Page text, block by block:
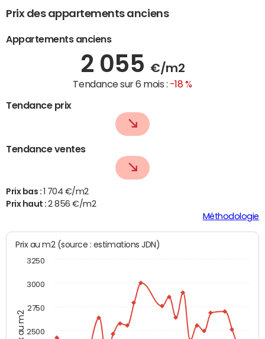
Prix des appartements anciens
Appartements anciens
2 055 €/m2
Tendance sur 6 mois : -18 %
Tendance prix
Tendance ventes
Prix bas : 1 704 €/m2
Prix haut :2 856 €/m2
Méthodologie
Prix au m2
Prix au m2 (source : estimations JDN)
2500
2750
3000
3250